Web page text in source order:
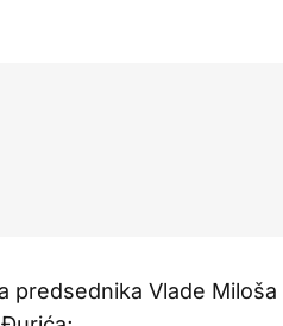
predsednika Vlade